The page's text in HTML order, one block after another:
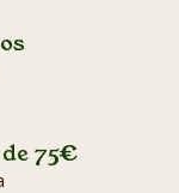
75€